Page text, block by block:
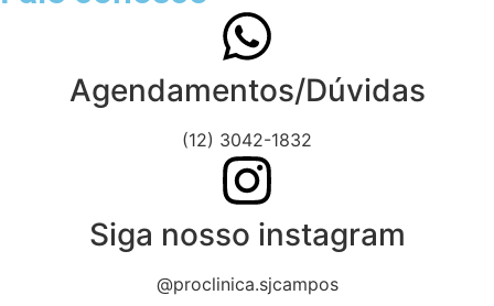
Agendamentos/Dúvidas
(12) 3042-1832
Siga nosso instagram
@proclinica.sjcampos